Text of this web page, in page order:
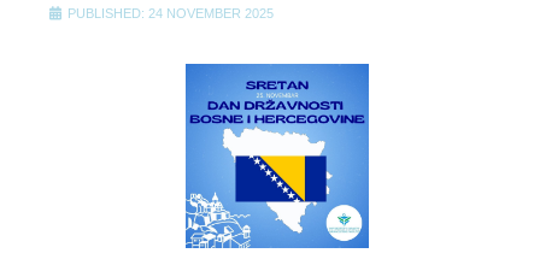
PUBLISHED: 24 NOVEMBER 2025